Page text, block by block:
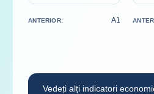
ANTERIOR: A1
Vedeți alți indicatori